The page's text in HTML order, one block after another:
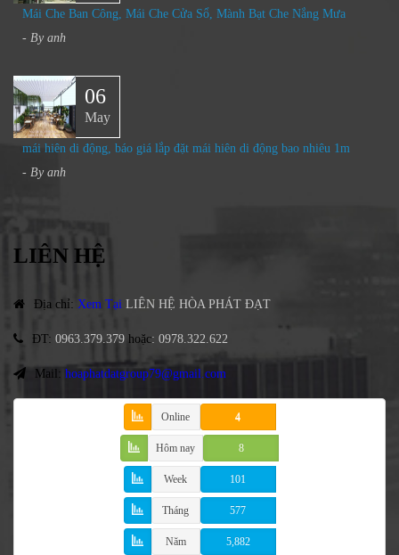
Mái Che Ban Công, Mái Che Cửa Sổ, Mành Bạt Che Nắng Mưa
- By anh
06
May
mái hiên di động, báo giá lắp đặt mái hiên di động bao nhiêu 1m
- By anh
LIÊN HỆ
Địa chỉ: Xem Tại LIÊN HỆ HÒA PHÁT ĐẠT
ĐT: 0963.379.379 hoặc: 0978.322.622
Mail: hoaphatdatgroup79@gmail.com
Online 4
Hôm nay 8
Week 101
Tháng 577
Năm 5,882